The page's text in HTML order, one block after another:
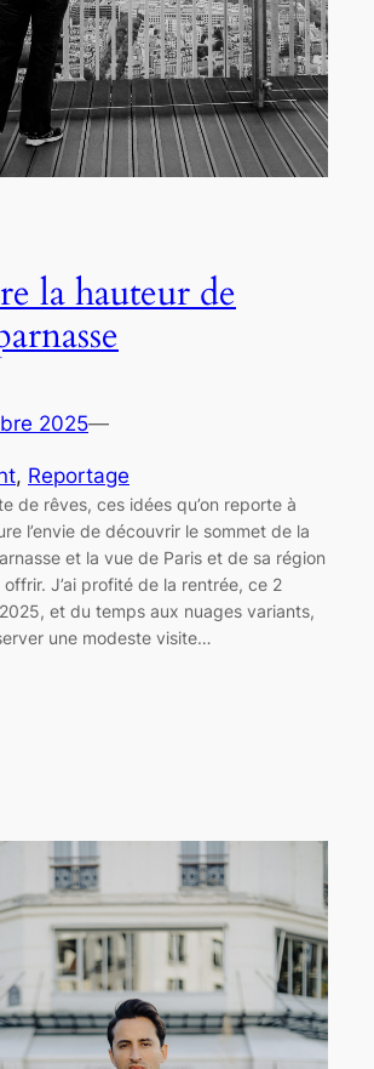
la hauteur de
2025—
, Reportage
de rêves, ces idées qu’on reporte à
l’envie de découvrir le sommet de la
et la vue de Paris et de sa région
offrir. J’ai profité de la rentrée, ce 2
et du temps aux nuages variants,
une modeste visite…